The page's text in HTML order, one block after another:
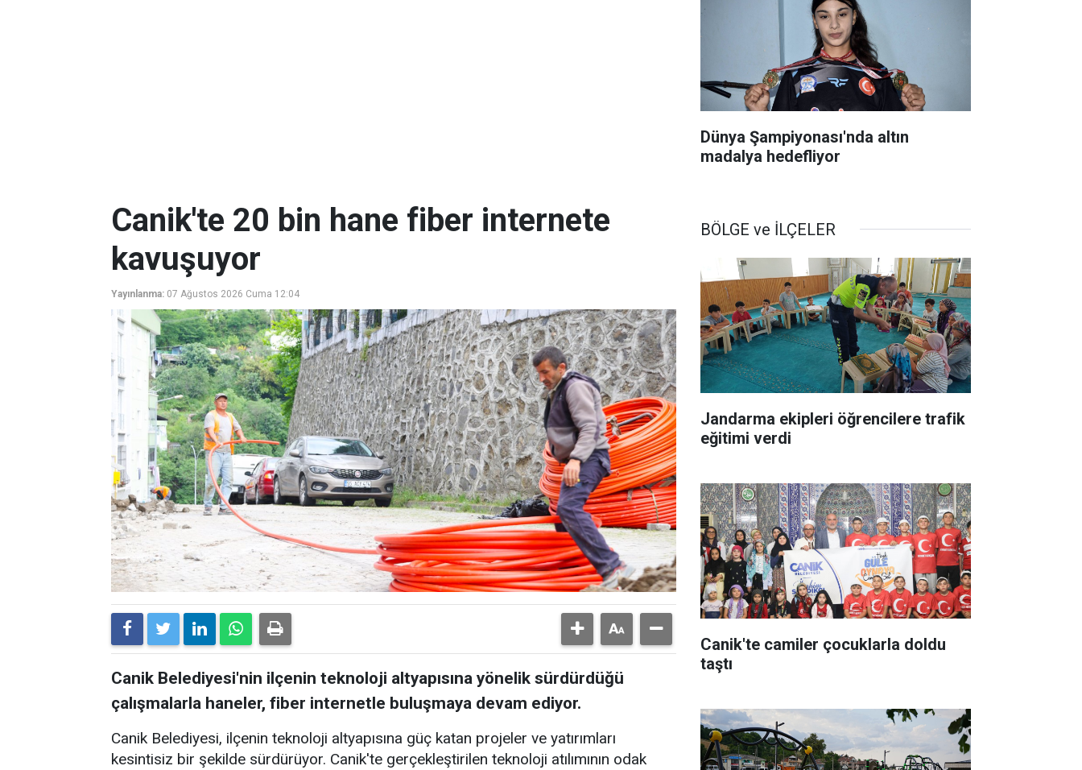
Dünya Şampiyonası'nda altın
madalya hedefliyor
Canik'te 20 bin hane fiber internete
kavuşuyor
Yayınlanma: 07 Ağustos 2026 Cuma 12:04
Canik Belediyesi'nin ilçenin teknoloji altyapısına yönelik sürdürdüğü
çalışmalarla haneler, fiber internetle buluşmaya devam ediyor.
Canik Belediyesi, ilçenin teknoloji altyapısına güç katan projeler ve yatırımları
kesintisiz bir şekilde sürdürüyor. Canik'te gerçekleştirilen teknoloji atılımının odak
BÖLGE ve İLÇELER
Jandarma ekipleri öğrencilere trafik
eğitimi verdi
Canik'te camiler çocuklarla doldu
taştı